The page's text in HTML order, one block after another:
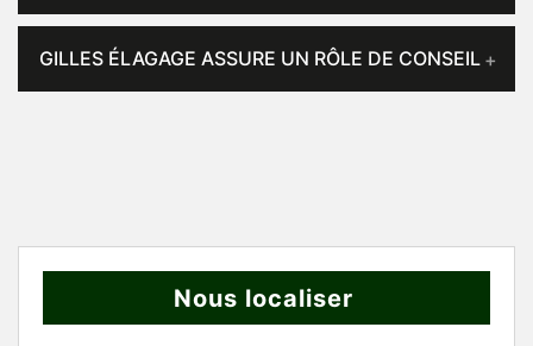
GILLES ÉLAGAGE ASSURE UN RÔLE DE CONSEIL
Nous localiser